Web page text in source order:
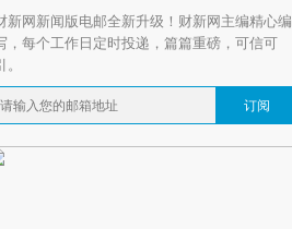
新网新闻版电邮全新升级！财新网主编精心编
，每个工作日定时投递，篇篇重磅，可信可
。
订阅